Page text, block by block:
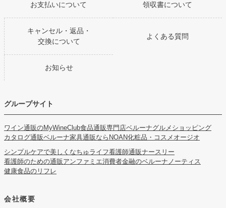
お支払いについて 領収書について
キャンセル・返品・
交換について
よくある質問
お知らせ
グループサイト
ワイン通販のMyWineClub食品通販専門店ベルーナグルメショッピング
カタログ通販ベルーナ家具通販ならNOAN化粧品・コスメオージオ
シンプルケアで美しくなちゅライフ看護師通販ナースリー
看護師のための通販アンファミエ消費者金融のベルーナノーティス
健康食品のリフレ
会社概要